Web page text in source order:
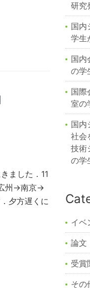
ました．11
州→南京→
夕方遅くに
研究
国内
学生
国内
の学
国際
室の
国内
社会
技術
の学
イベ
論文
受賞
その